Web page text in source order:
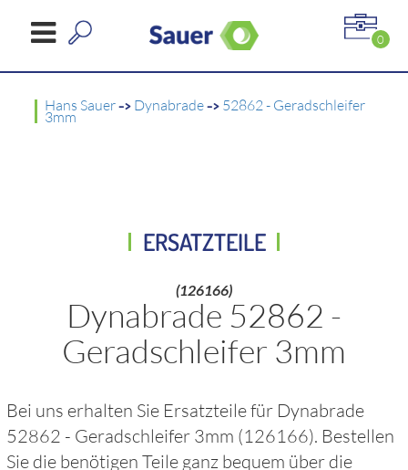
0
Hans Sauer-> Dynabrade-> 52862 - Geradschleifer
3mm
ERSATZTEILE
(126166)
Dynabrade 52862 -
Geradschleifer 3mm
Bei uns erhalten Sie Ersatzteile für Dynabrade
52862 - Geradschleifer 3mm (126166). Bestellen
Sie die benötigen Teile ganz bequem über die